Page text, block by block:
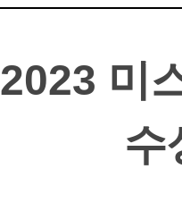
2023 미
수